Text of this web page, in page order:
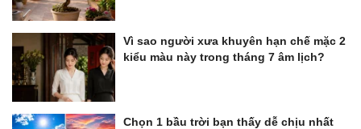
Vì sao người xưa khuyên hạn chế mặc 2
kiểu màu này trong tháng 7 âm lịch?
Chọn 1 bầu trời bạn thấy dễ chịu nhất